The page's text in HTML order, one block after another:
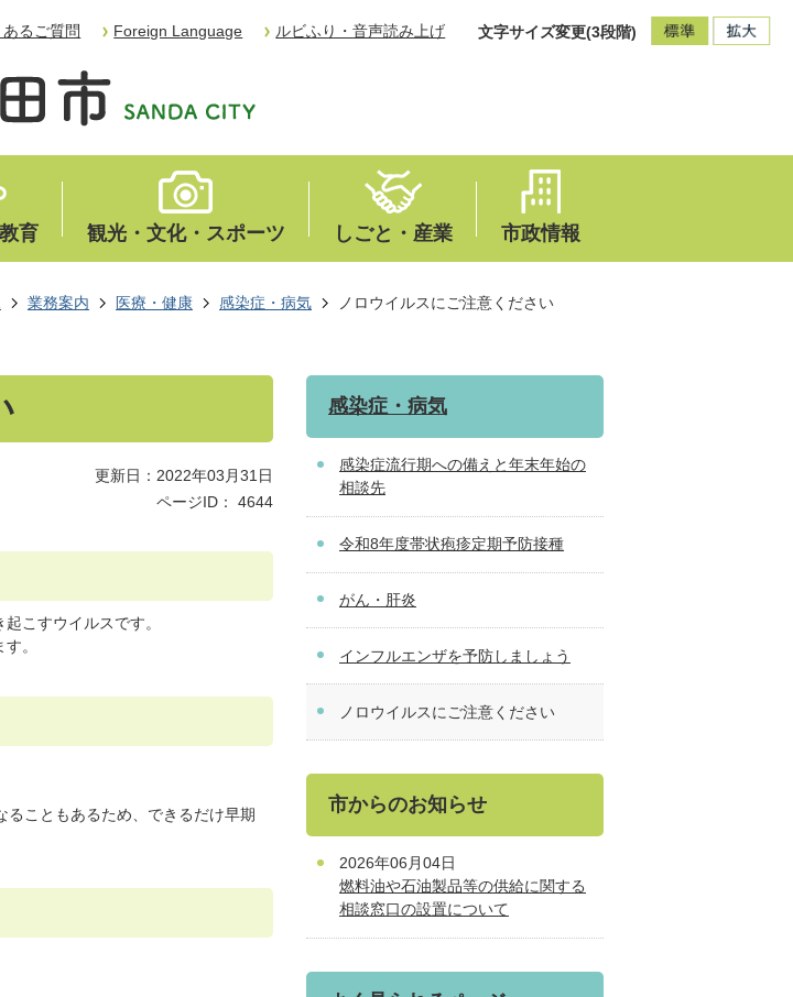
あるご質問 Foreign Language ルビふり・音声読み上げ 文字サイズ変更(3段階)
育 観光・文化・スポーツ しごと・産業 市政情報
業務案内 医療・健康 感染症・病気 ノロウイルスにご注意ください
更新日：2022年03月31日
ページID：
4644
こすウイルスです。
。
こともあるため、できるだけ早期
感染症・病気
感染症流行期への備えと年末年始の
相談先
令和8年度帯状疱疹定期予防接種
がん・肝炎
インフルエンザを予防しましょう
ノロウイルスにご注意ください
市からのお知らせ
2026年06月04日
燃料油や石油製品等の供給に関する
相談窓口の設置について